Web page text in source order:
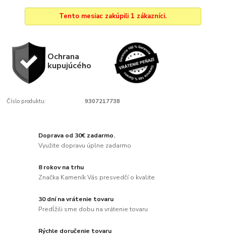
Tento mesiac zakúpili 1 zákazníci.
Ochrana
kupujúcého
Číslo produktu: 9307217738
Doprava od 30€ zadarmo.
Využite dopravu úplne zadarmo
8 rokov na trhu
Značka Kameník Vás presvedčí o kvalite
30 dní na vrátenie tovaru
Predĺžili sme dobu na vrátenie tovaru
Rýchle doručenie tovaru